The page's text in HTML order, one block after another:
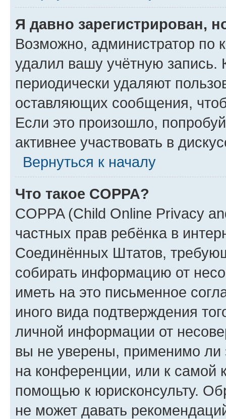
Я давно зарегистрирован,
Возможно, администратор по
удалил вашу учётную запись.
периодически удаляют
оставляющих сообщения,
Если это произошло,
активнее участвовать в
Вернуться к началу
Что такое COPPA?
COPPA (Child Online Privacy
частных прав ребёнка в
Соединённых Штатов,
собирать информацию от
иметь на это письменное
иного вида подтверждения
личной информации от
вы не уверены, применимо ли
на конференции, или к самой
помощью к юрисконсульту.
не может давать